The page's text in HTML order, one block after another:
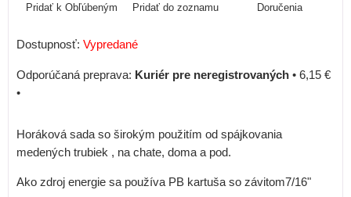
Pridať k Obľúbeným Pridať do zoznamu Doručenia
Dostupnosť: Vypredané
Kuriér pre neregistrovaných • 6,15 €
•
Horáková sada so širokým použitím od spájkovania
medených trubiek , na chate, doma a pod.
Ako zdroj energie sa používa PB kartuša so závitom7/16"